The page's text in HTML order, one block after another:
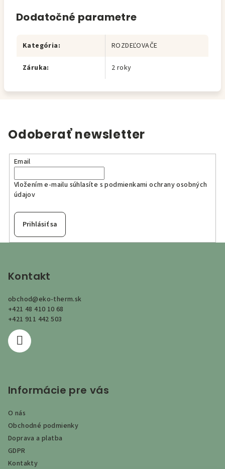
Dodatočné parametre
Kategória: ROZDEĽOVAČE
Záruka: 2 roky
Odoberať newsletter
Email
Vložením e-mailu súhlasíte spodmienkami ochrany osobných
údajov
Prihlásiť sa
Kontakt
obchod@eko-therm.sk
+421 48 410 10 68
+421 911 442 503
Informácie pre vás
O nás
Obchodné podmienky
Doprava a platba
GDPR
Kontakty